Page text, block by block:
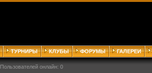
ТУРНИРЫ КЛУБЫ ФОРУМЫ ГАЛЕРЕИ
Пользователей онлайн: 0